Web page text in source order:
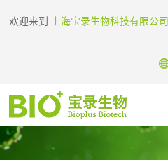
欢迎来到 上海宝录生物科技有限公司